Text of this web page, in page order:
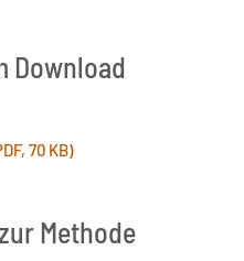
Download
70 KB)
Methode